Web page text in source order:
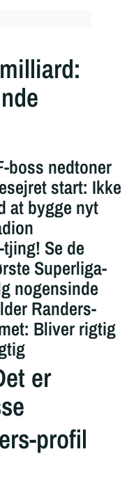
boss nedtoner
start: Ikke
at bygge nyt
tjing! Se de
Superliga-
nogensinde
Randers-
Bliver rigtig
er
profil